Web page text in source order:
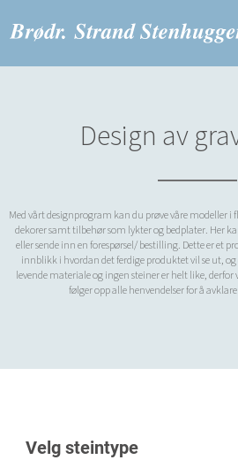
Design av
Med vårt designprogram kan du prøve våre modeller i
dekorer samt tilbehør som lykter og bedplater. Her
eller sende inn en forespørsel/ bestilling. Dette er et
innblikk i hvordan det ferdige produktet vil se ut, og
levende materiale og ingen steiner er helt like, derfor
følger opp alle henvendelser for å
Velg steintype